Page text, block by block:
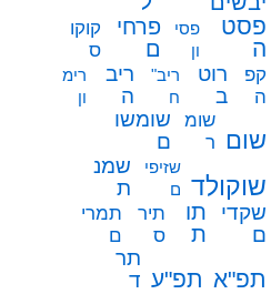
פסט
ה
פסי
ון
פרחי
ם
קוקו
ס
קפ
ה
רוט
ב
ריב"
ח
ריב
ה
רימ
ון
שום
שומ
ר
שומשו
ם
שוקולד
שזיפי
ם
שמנ
ת
שקדי
ם
תו
ת
תיר
ס
תמרי
ם
תפ"א תפ"ע
תר
ד